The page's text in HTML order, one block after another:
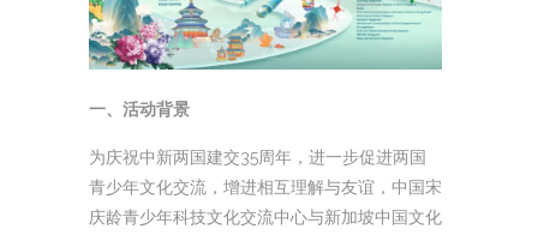
一、活动背景
为庆祝中新两国建交35周年，进一步促进两国
青少年文化交流，增进相互理解与友谊，中国宋
庆龄青少年科技文化交流中心与新加坡中国文化